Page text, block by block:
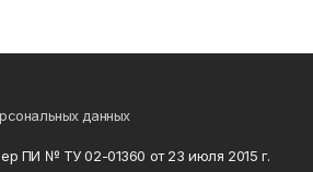
данных
ПИ № ТУ 02-01360 от 23 июля 2015 г.